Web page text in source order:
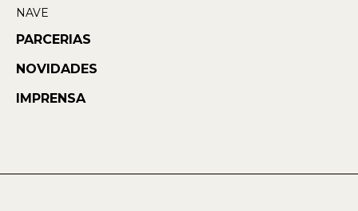
NAVE
PARCERIAS
NOVIDADES
IMPRENSA